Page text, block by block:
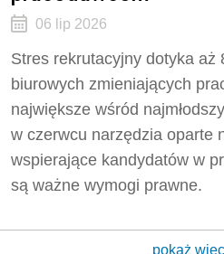
06 lip 2026
Stres rekrutacyjny dotyka aż
biurowych zmieniających
największe wśród
w czerwcu narzędzia oparte
wspierające kandydatów w
są ważne wymogi prawne.
pokaż